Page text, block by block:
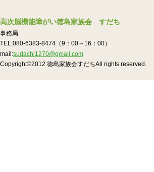
高次脳機能障がい徳島家族会 すだち
事務局
TEL:080-6383-8474（9：00～16：00）
mail:sudachi1270@gmail.com
Copyright©2012.徳島家族会すだちAll rights reserved.